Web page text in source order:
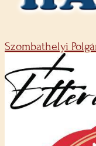
Szombathelyi